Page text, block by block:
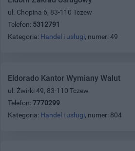
ul. Chopina 6, 83-110 Tczew
Telefon: 5312791
Kategoria: Handel i usługi, numer: 49
Eldorado Kantor Wymiany Walut
ul. Żwirki 49, 83-110 Tczew
Telefon: 7770299
Kategoria: Handel i usługi, numer: 804